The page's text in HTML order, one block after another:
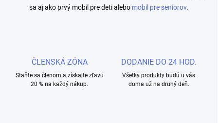
sa aj ako prvý mobil pre deti alebo mobil pre seniorov.
ČLENSKÁ ZÓNA
Staňte sa členom a získajte zľavu
20 % na každý nákup.
DODANIE DO 24 HOD.
Všetky produkty budú u vás
doma už na druhý deň.